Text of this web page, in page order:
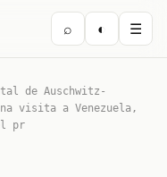
⌕ ◐ ☰
de Auschwitz-
visita a Venezuela,
pr